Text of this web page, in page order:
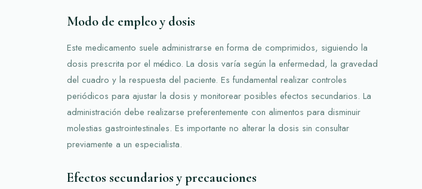
Modo de empleo y dosis
Este medicamento suele administrarse en forma de comprimidos, siguiendo la
dosis prescrita por el médico. La dosis varía según la enfermedad, la gravedad
del cuadro y la respuesta del paciente. Es fundamental realizar controles
periódicos para ajustar la dosis y monitorear posibles efectos secundarios. La
administración debe realizarse preferentemente con alimentos para disminuir
molestias gastrointestinales. Es importante no alterar la dosis sin consultar
previamente a un especialista.
Efectos secundarios y precauciones